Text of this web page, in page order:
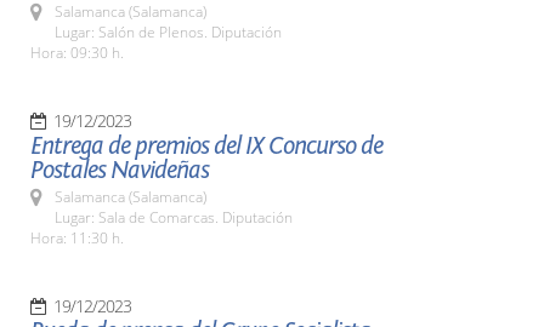
Salamanca (Salamanca)
Lugar: Salón de Plenos. Diputación
Hora: 09:30 h.
19/12/2023
Entrega de premios del IX Concurso de
Postales Navideñas
Salamanca (Salamanca)
Lugar: Sala de Comarcas. Diputación
Hora: 11:30 h.
19/12/2023